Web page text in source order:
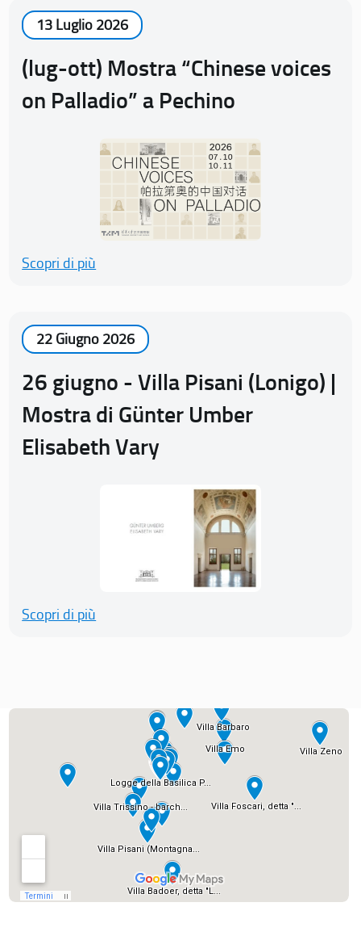
13 Luglio 2026
(lug-ott) Mostra “Chinese voices
on Palladio” a Pechino
Scopri di più
22 Giugno 2026
26 giugno - Villa Pisani (Lonigo) |
Mostra di Günter Umber
Elisabeth Vary
Scopri di più